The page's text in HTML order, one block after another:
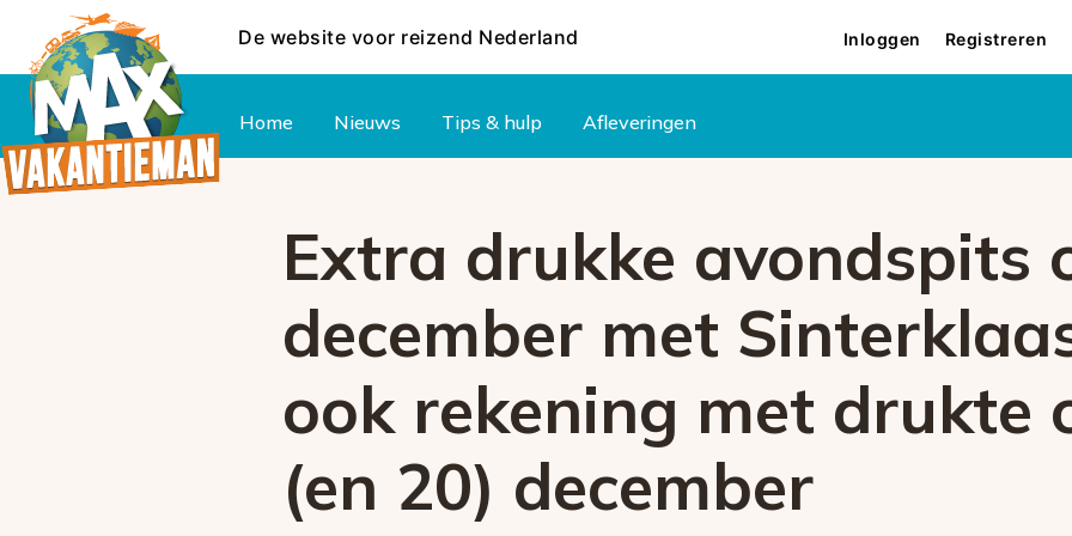
De website voor reizend Nederland Inloggen Registreren
Home Nieuws Tips & hulp Afleveringen
Extra drukke avondspits
december met
ook rekening met drukte
(en 20) december